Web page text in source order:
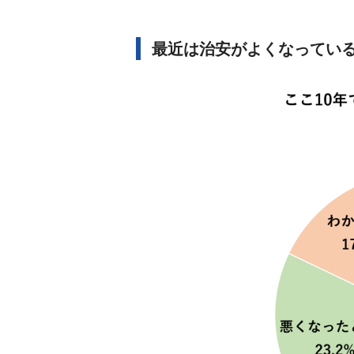
最近は治安がよくなってい